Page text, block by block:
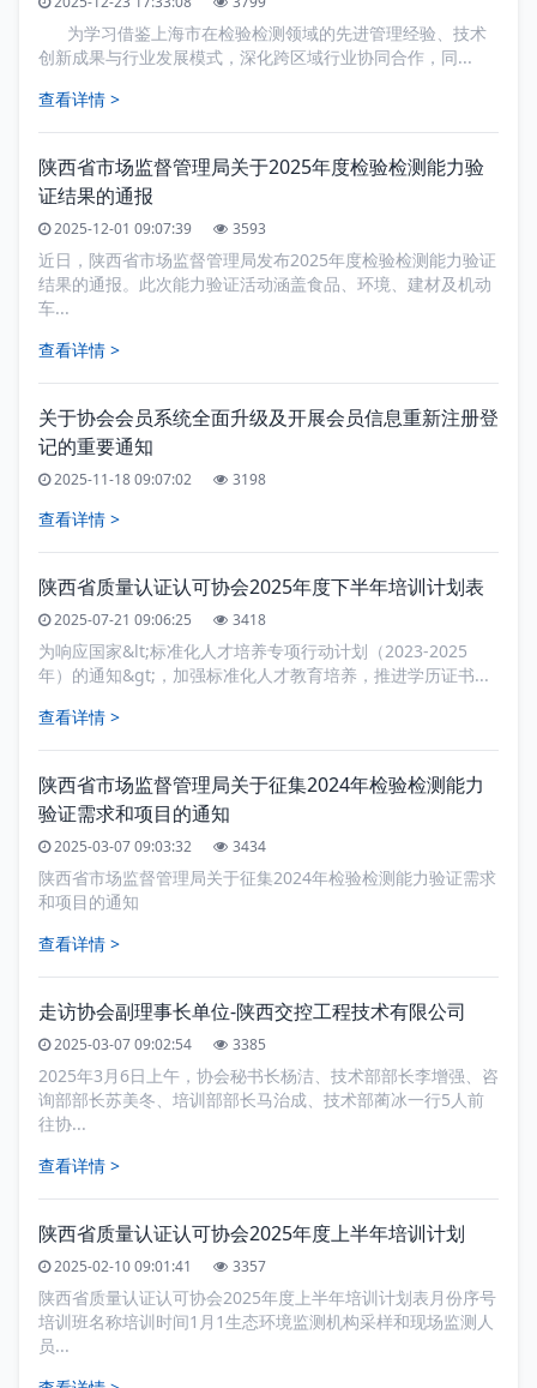
为学习借鉴上海市在检验检测领域的先进管理经验、技术
创新成果与行业发展模式，深化跨区域行业协同合作，同...
查看详情 >
陕西省市场监督管理局关于2025年度检验检测能力验
证结果的通报
2025-12-01 09:07:39 3593
近日，陕西省市场监督管理局发布2025年度检验检测能力验证
结果的通报。此次能力验证活动涵盖食品、环境、建材及机动
车...
查看详情 >
关于协会会员系统全面升级及开展会员信息重新注册登
记的重要通知
2025-11-18 09:07:02 3198
查看详情 >
陕西省质量认证认可协会2025年度下半年培训计划表
2025-07-21 09:06:25 3418
为响应国家&lt;标准化人才培养专项行动计划（2023-2025
年）的通知&gt;，加强标准化人才教育培养，推进学历证书...
查看详情 >
陕西省市场监督管理局关于征集2024年检验检测能力
验证需求和项目的通知
2025-03-07 09:03:32 3434
陕西省市场监督管理局关于征集2024年检验检测能力验证需求
和项目的通知
查看详情 >
走访协会副理事长单位-陕西交控工程技术有限公司
2025-03-07 09:02:54 3385
2025年3月6日上午，协会秘书长杨洁、技术部部长李增强、咨
询部部长苏美冬、培训部部长马治成、技术部蔺冰一行5人前
往协...
查看详情 >
陕西省质量认证认可协会2025年度上半年培训计划
2025-02-10 09:01:41 3357
陕西省质量认证认可协会2025年度上半年培训计划表月份序号
培训班名称培训时间1月1生态环境监测机构采样和现场监测人
员...